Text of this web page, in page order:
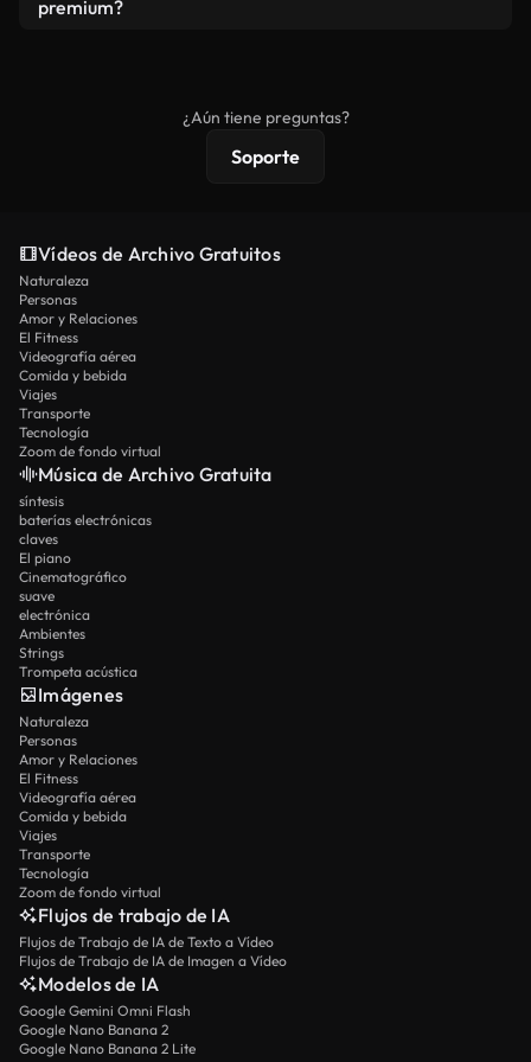
premium?
protecciones de licencia extendidas.
¿Aún tiene preguntas?
Soporte
Vídeos de Archivo Gratuitos
Naturaleza
Personas
Amor y Relaciones
El Fitness
Videografía aérea
Comida y bebida
Viajes
Transporte
Tecnología
Zoom de fondo virtual
Música de Archivo Gratuita
síntesis
baterías electrónicas
claves
El piano
Cinematográfico
suave
electrónica
Ambientes
Strings
Trompeta acústica
Imágenes
Naturaleza
Personas
Amor y Relaciones
El Fitness
Videografía aérea
Comida y bebida
Viajes
Transporte
Tecnología
Zoom de fondo virtual
Flujos de trabajo de IA
Flujos de Trabajo de IA de Texto a Vídeo
Flujos de Trabajo de IA de Imagen a Vídeo
Modelos de IA
Google Gemini Omni Flash
Google Nano Banana 2
Google Nano Banana 2 Lite